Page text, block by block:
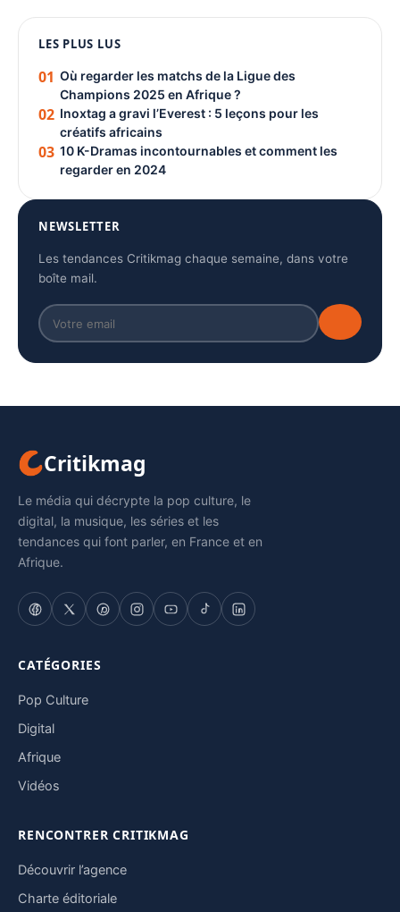
PUBLICITÉ
LES PLUS LUS
01 Où regarder les matchs de la Ligue des
Champions 2025 en Afrique ?
02 Inoxtag a gravi l’Everest : 5 leçons pour les
créatifs africains
03 10 K-Dramas incontournables et comment les
regarder en 2024
NEWSLETTER
Les tendances Critikmag chaque semaine, dans votre
boîte mail.
Critikmag
Le média qui décrypte la pop culture, le
digital, la musique, les séries et les
tendances qui font parler, en France et en
Afrique.
CATÉGORIES
Pop Culture
Digital
Afrique
Vidéos
RENCONTRER CRITIKMAG
Découvrir l’agence
Charte éditoriale